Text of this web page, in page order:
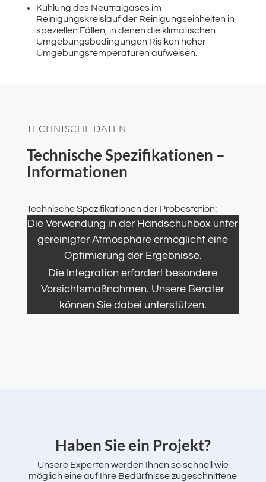
Kühlung des Neutralgases im
Reinigungskreislauf der Reinigungseinheiten in
speziellen Fällen, in denen die klimatischen
Umgebungsbedingungen Risiken hoher
Umgebungstemperaturen aufweisen.
TECHNISCHE DATEN
Technische Spezifikationen –
Informationen
Technische Spezifikationen der Probestation:
Die Verwendung in der Handschuhbox unter
gereinigter Atmosphäre ermöglicht eine
Optimierung der Ergebnisse.
Die Integration erfordert besondere
Vorsichtsmaßnahmen. Unsere Berater
können Sie dabei unterstützen.
‌Haben Sie ein Projekt?
Unsere Experten werden Ihnen so schnell wie
möglich eine auf Ihre Bedürfnisse zugeschnittene